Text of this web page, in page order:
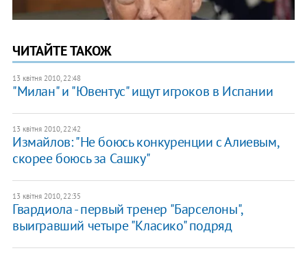
ЧИТАЙТЕ ТАКОЖ
13 квітня 2010, 22:48
"Милан" и "Ювентус" ищут игроков в Испании
13 квітня 2010, 22:42
Измайлов: "Не боюсь конкуренции с Алиевым,
скорее боюсь за Сашку"
13 квітня 2010, 22:35
Гвардиола - первый тренер "Барселоны",
выигравший четыре "Класико" подряд